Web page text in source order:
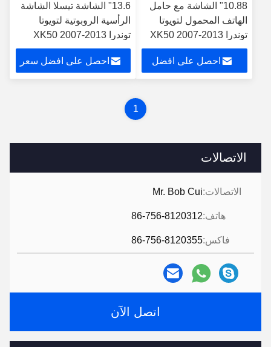
الاتصالات
الاتصالات:Mr. Bob Cui
هاتف:86-756-8120312
فاكس:86-756-8120355
اتصل الآن
10.88" الشاشة مع حامل
الهاتف المحمول لتويوتا
توندرا XK50 2007-2013
سيكويا XK60 2008 -
2017
احصل على افضل
13.6" الشاشة تيسلا الشاشة
الرأسية الروبوتية لتويوتا
توندرا XK50 2007-2013
سيكويا XK60 2008 - 2017
احصل على افضل سعر
1